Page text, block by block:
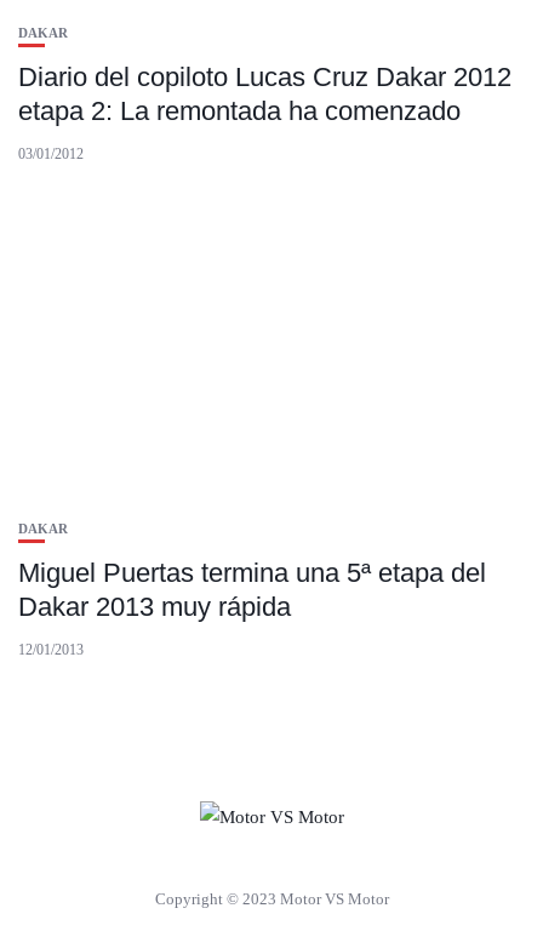
DAKAR
Diario del copiloto Lucas Cruz Dakar 2012
etapa 2: La remontada ha comenzado
03/01/2012
DAKAR
Miguel Puertas termina una 5ª etapa del
Dakar 2013 muy rápida
12/01/2013
Copyright © 2023 Motor VS Motor